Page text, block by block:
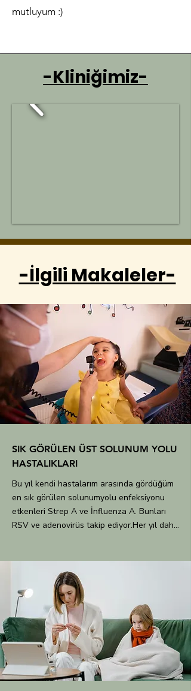
mutluyum :)
-Kliniğimiz-
-İlgili Makaleler-
SIK GÖRÜLEN ÜST SOLUNUM YOLU
HASTALIKLARI
Bu yıl kendi hastalarım arasında gördüğüm
en sık görülen solunumyolu enfeksiyonu
etkenleri Strep A ve İnfluenza A. Bunları
RSV ve adenovirüs takip ediyor.Her yıl daha
sözkonusu.
Çocukların sıklıkla hasta olmalarının sebebi,
bu bakteri ve virüslerin hepsinin aynı
zamanda yaygın olması. Daha net olursak
çocuklarımız biri biterken diğerini kapıyor ve